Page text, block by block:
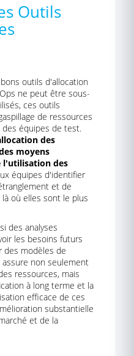
Outils
outils d'allocation
ne peut être sous-
ces outils
de ressources
équipes de test.
des
moyens
l'utilisation des
équipes d'identifier
et de
où elles sont le plus
des analyses
les besoins futurs
des modèles de
non seulement
ressources, mais
à long terme et la
efficace de ces
substantielle
et de la